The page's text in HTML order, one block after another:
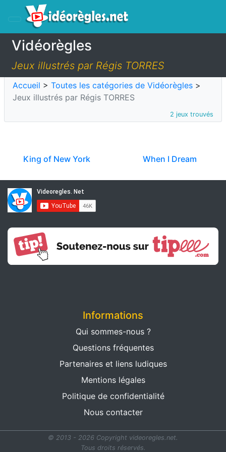
Vidéorègles
Jeux illustrés par Régis TORRES
Accueil > Toutes les catégories de Vidéorègles >
Jeux illustrés par Régis TORRES
2 jeux trouvés
King of New York When I Dream
Informations
Qui sommes-nous ?
Questions fréquentes
Partenaires et liens ludiques
Mentions légales
Politique de confidentialité
Nous contacter
© 2013 - 2026 Copyright videoregles.net.
Tous droits réservés.